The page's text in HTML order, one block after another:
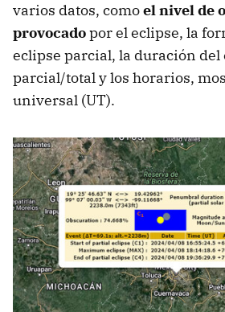
varios datos, comoel nivel de
provocadopor el eclipse, la
eclipse parcial, la duración del
parcial/total y los horarios,
universal (UT).